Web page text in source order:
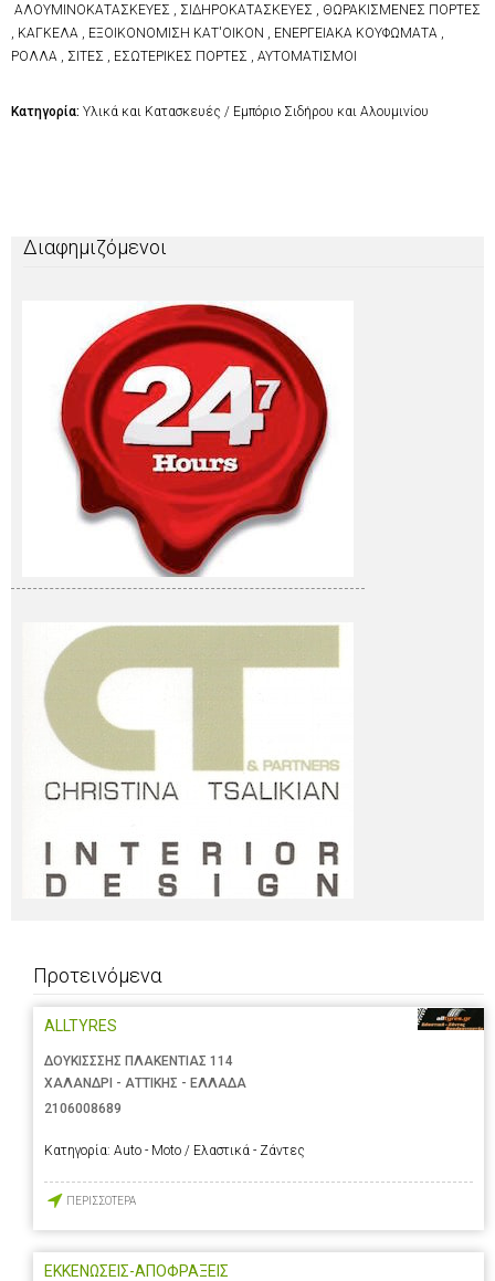
ΑΛΟΥΜΙΝΟΚΑΤΑΣΚΕΥΕΣ , ΣΙΔΗΡΟΚΑΤΑΣΚΕΥΕΣ , ΘΩΡΑΚΙΣΜΕΝΕΣ ΠΟΡΤΕΣ
, ΚΑΓΚΕΛΑ , ΕΞΟΙΚΟΝΟΜΙΣΗ ΚΑΤ'ΟΙΚΟΝ , ΕΝΕΡΓΕΙΑΚΑ ΚΟΥΦΩΜΑΤΑ ,
ΡΟΛΛΑ , ΣΙΤΕΣ , ΕΣΩΤΕΡΙΚΕΣ ΠΟΡΤΕΣ , ΑΥΤΟΜΑΤΙΣΜΟΙ
Κατηγορία: Υλικά και Κατασκευές / Εμπόριο Σιδήρου και Αλουμινίου
Διαφημιζόμενοι
Προτεινόμενα
ALLTYRES
ΔΟΥΚΙΣΣΣΗΣ ΠΛΑΚΕΝΤΙΑΣ 114
ΧΑΛΑΝΔΡΙ - ΑΤΤΙΚΗΣ - ΕΛΛΑΔΑ
2106008689
Κατηγορία: Auto - Moto / Ελαστικά - Ζάντες
ΠΕΡΙΣΣΟΤΕΡΑ
ΕΚΚΕΝΩΣΕΙΣ-ΑΠΟΦΡΑΞΕΙΣ